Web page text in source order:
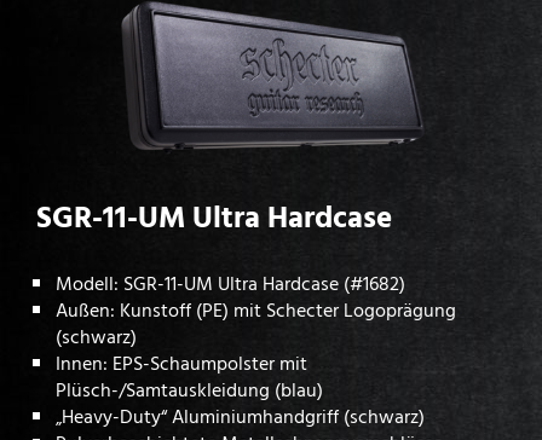
SGR-11-UM Ultra Hardcase
Modell: SGR-11-UM Ultra Hardcase (#1682)
Außen: Kunstoff (PE) mit Schecter Logoprägung
(schwarz)
Innen: EPS-Schaumpolster mit
Plüsch-/Samtauskleidung (blau)
„Heavy-Duty“ Aluminiumhandgriff (schwarz)